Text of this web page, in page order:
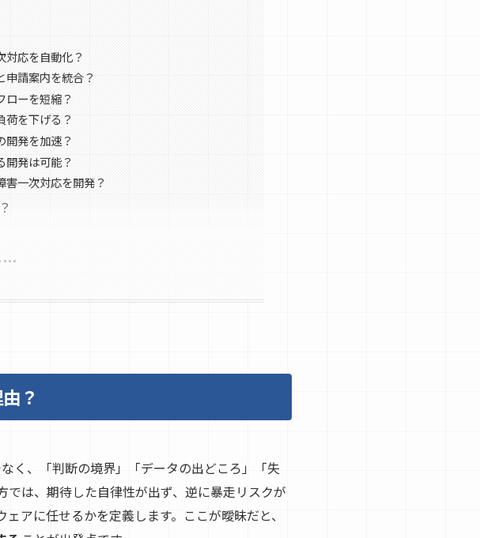
応を自動化？
請案内を統合？
ローを短縮？
荷を下げる？
開発を加速？
開発は可能？
一次対応を開発？
？
く、「判断の境界」「データの出どころ」「失
は、期待した自律性が出ず、逆に暴走リスクが
アに任せるかを定義します。ここが曖昧だと、